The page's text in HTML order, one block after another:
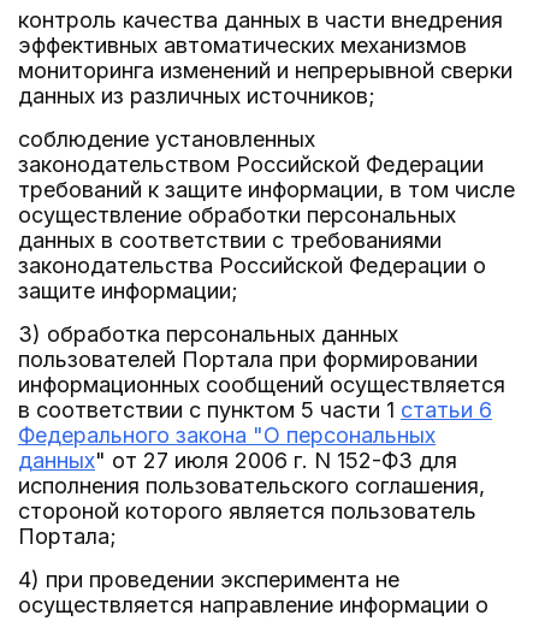
контроль качества данных в части внедрения
эффективных автоматических механизмов
мониторинга изменений и непрерывной сверки
данных из различных источников;
соблюдение установленных
законодательством Российской Федерации
требований к защите информации, в том числе
осуществление обработки персональных
данных в соответствии с требованиями
законодательства Российской Федерации о
защите информации;
3) обработка персональных данных
пользователей Портала при формировании
информационных сообщений осуществляется
в соответствии с пунктом 5 части 1 статьи 6
Федерального закона "О персональных
данных" от 27 июля 2006 г. N 152-ФЗ для
исполнения пользовательского соглашения,
стороной которого является пользователь
Портала;
4) при проведении эксперимента не
осуществляется направление информации о